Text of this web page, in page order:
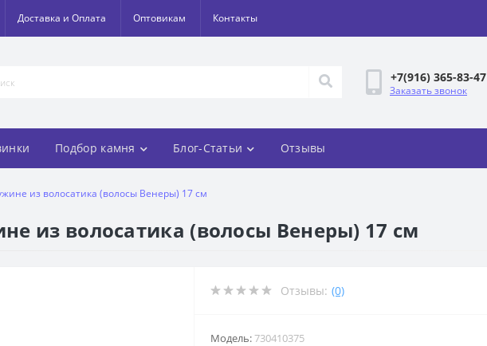
Доставка и Оплата Оптовикам Контакты
+7(916) 365-83-47
Заказать звонок
Подбор камня Блог-Статьи Отзывы
из волосатика (волосы Венеры) 17 см
из волосатика (волосы Венеры) 17 см
Отзывы: (0)
Модель:730410375